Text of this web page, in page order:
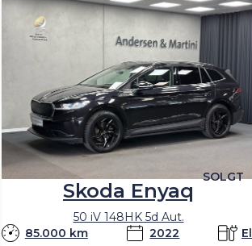
SOLGT
Skoda Enyaq
50 iV 148HK 5d Aut.
85.000 km
2022 El